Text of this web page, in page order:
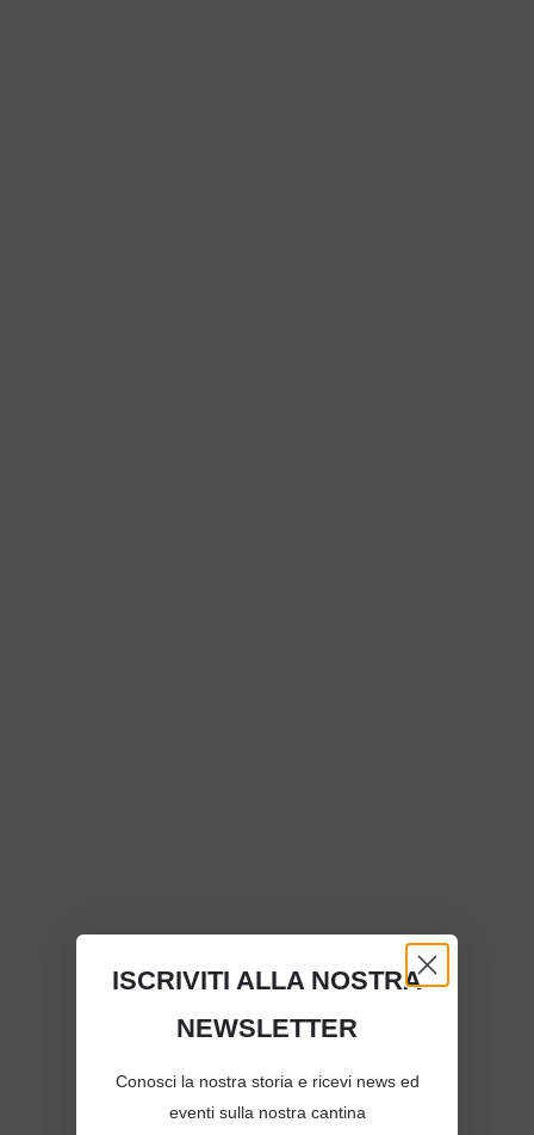
Franciacorta
Brut Rosé
ISCRIVITI ALLA NOSTRA
NEWSLETTER
Conosci la nostra storia e ricevi news ed
eventi sulla nostra cantina